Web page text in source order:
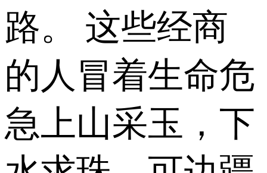
路。 这些经商
的人冒着生命危
急上山采玉，下